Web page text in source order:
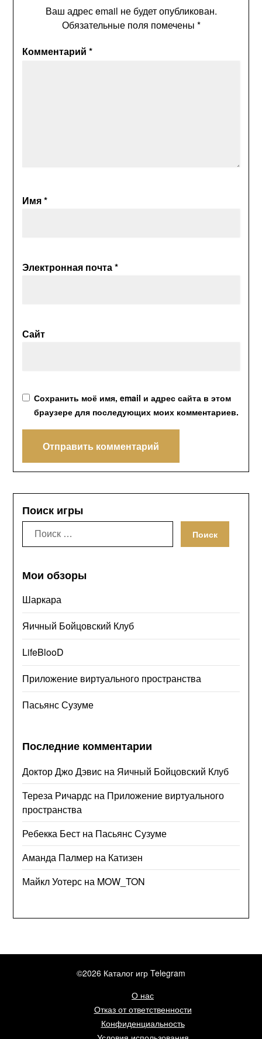
Ваш адрес email не будет опубликован.
Обязательные поля помечены *
Комментарий*
Имя*
Электронная почта*
Сайт
Сохранить моё имя, email и адрес сайта в этом
браузере для последующих моих комментариев.
Поиск игры
Искать:
Мои обзоры
Шаркара
Яичный Бойцовский Клуб
LifeBlooD
Приложение виртуального пространства
Пасьянс Сузуме
Последние комментарии
Доктор Джо Дэвис на Яичный Бойцовский Клуб
Тереза Ричардс на Приложение виртуального
пространства
Ребекка Бест на Пасьянс Сузуме
Аманда Палмер на Катизен
Майкл Уотерс на MOW_TON
©2026 Каталог игр Telegram
О нас
Отказ от ответственности
Конфиденциальность